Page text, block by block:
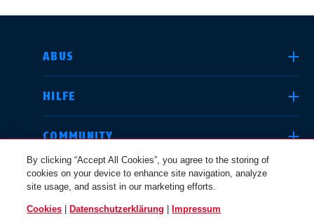
ABUS
HILFE
COMMUNITY
RECHTLICHES
LAND AUSWÄHLEN
Deutschland
By clicking “Accept All Cookies”, you agree to the storing of
cookies on your device to enhance site navigation, analyze
site usage, and assist in our marketing efforts.
Cookies Datenschutzerklärung Impressum